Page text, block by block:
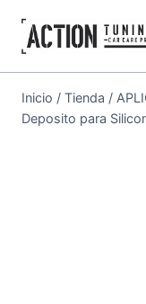
Inicio / Tienda /
Deposito para